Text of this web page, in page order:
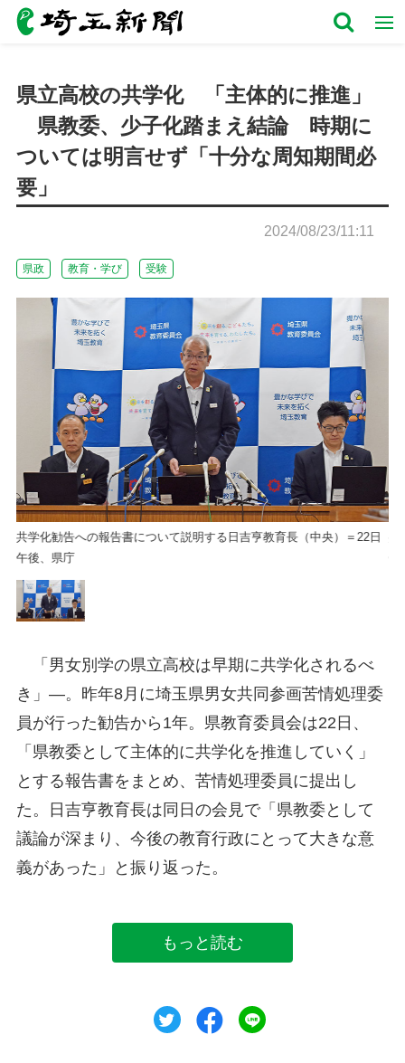
県立高校の共学化 「主体的に推進」
県教委、少子化踏まえ結論 時期に
ついては明言せず「十分な周知期間必
要」
2024/08/23/11:11
県政 教育・学び 受験
共学化勧告への報告書について説明する日吉亨教育長（中央）＝22日
午後、県庁
「男女別学の県立高校は早期に共学化されるべ
き」―。昨年8月に埼玉県男女共同参画苦情処理委
員が行った勧告から1年。県教育委員会は22日、
「県教委として主体的に共学化を推進していく」
とする報告書をまとめ、苦情処理委員に提出し
た。日吉亨教育長は同日の会見で「県教委として
議論が深まり、今後の教育行政にとって大きな意
義があった」と振り返った。
もっと読む
ツイートシェア